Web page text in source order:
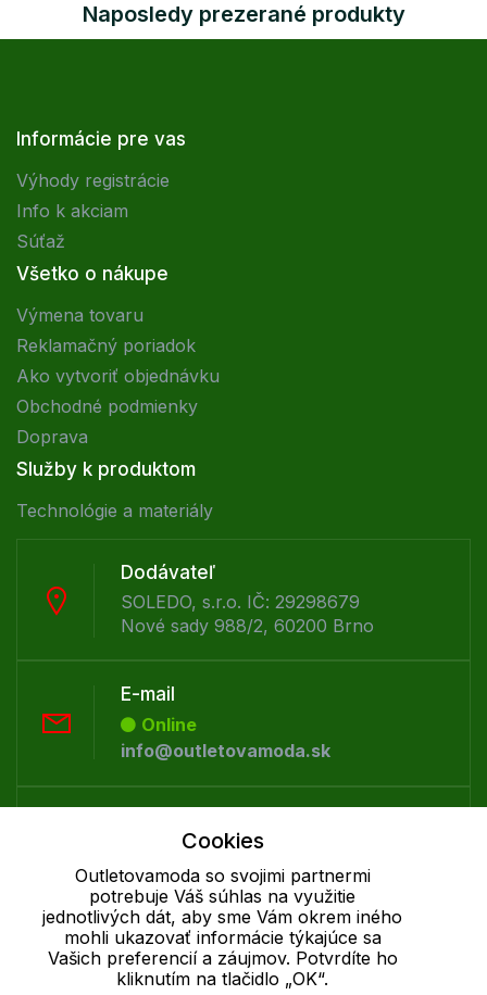
Naposledy prezerané produkty
Informácie pre vas
Výhody registrácie
Info k akciam
Súťaž
Všetko o nákupe
Výmena tovaru
Reklamačný poriadok
Ako vytvoriť objednávku
Obchodné podmienky
Doprava
Služby k produktom
Technológie a materiály
Dodávateľ
SOLEDO, s.r.o. IČ: 29298679
Nové sady 988/2, 60200 Brno
E-mail
Online
info@outletovamoda.sk
Offline
+421 277 270 055
Cookie - podrobné nastavenie|Ďalšie informácie|Spracovanie
osobných údajov
Cookies
Outletovamoda so svojimi partnermi
potrebuje Váš súhlas na využitie
jednotlivých dát, aby sme Vám okrem iného
mohli ukazovať informácie týkajúce sa
Vašich preferencií a záujmov. Potvrdíte ho
kliknutím na tlačidlo „OK“.